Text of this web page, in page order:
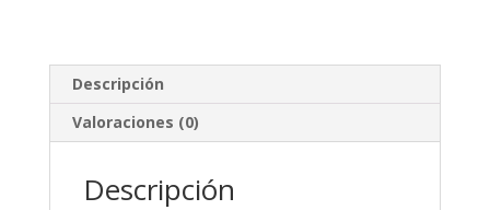
Descripción
Valoraciones (0)
Descripción